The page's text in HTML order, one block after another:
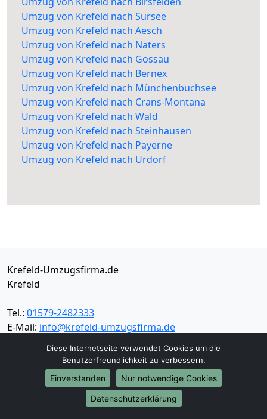
Umzug von Krefeld nach Sursee
Umzug von Krefeld nach Aesch
Umzug von Krefeld nach Naters
Umzug von Krefeld nach Gossau
Umzug von Krefeld nach Bernex
Umzug von Krefeld nach Münchenbuchsee
Umzug von Krefeld nach Crans-Montana
Umzug von Krefeld nach Wald
Umzug von Krefeld nach Steinhausen
Umzug von Krefeld nach Payerne
Umzug von Krefeld nach Urdorf
Krefeld-Umzugsfirma.de
Krefeld
Tel.: 01579-2482333
E-Mail: info@krefeld-umzugsfirma.de
Öffnungszeiten:Mo - Sa: 06:00 - 19:30 Uhr
Impressum
Diese Internetseite verwendet Cookies um die
Benutzerfreundlichkeit zu verbessern.
Einverstanden
Nur notwendige Cookies
Datenschutzerklärung